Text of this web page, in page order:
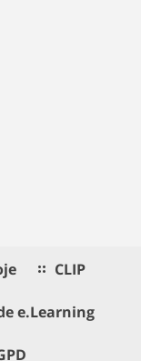
CLIP
e.Learning